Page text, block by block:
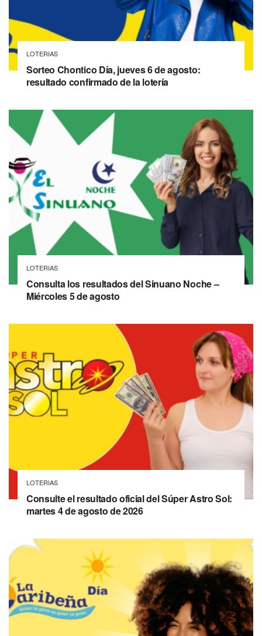
LOTERIAS
Sorteo Chontico Día, jueves 6 de agosto:
resultado confirmado de la lotería
LOTERIAS
Consulta los resultados del Sinuano Noche –
Miércoles 5 de agosto
LOTERIAS
Consulte el resultado oficial del Súper Astro Sol:
martes 4 de agosto de 2026